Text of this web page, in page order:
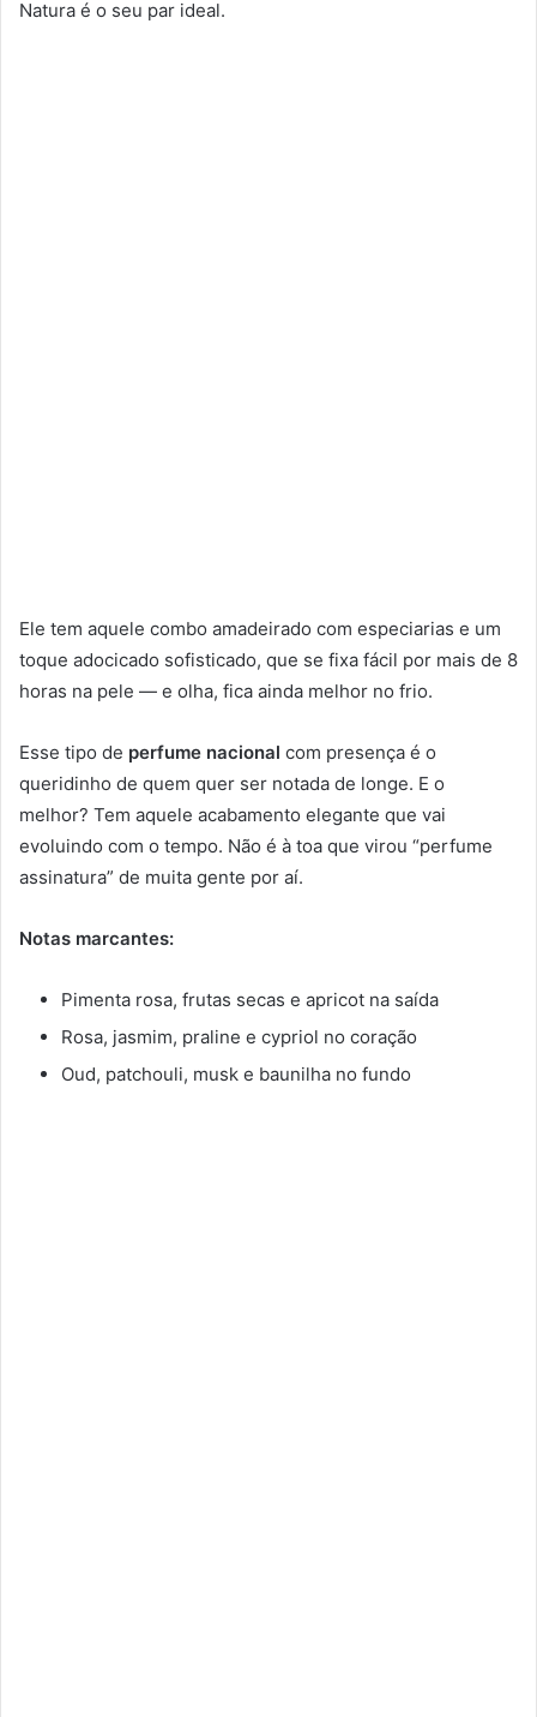
Natura é o seu par ideal.
Ele tem aquele combo amadeirado com especiarias e um
toque adocicado sofisticado, que se fixa fácil por mais de 8
horas na pele — e olha, fica ainda melhor no frio.
Esse tipo de perfume nacional com presença é o
queridinho de quem quer ser notada de longe. E o
melhor? Tem aquele acabamento elegante que vai
evoluindo com o tempo. Não é à toa que virou “perfume
assinatura” de muita gente por aí.
Notas marcantes:
Pimenta rosa, frutas secas e apricot na saída
Rosa, jasmim, praline e cypriol no coração
Oud, patchouli, musk e baunilha no fundo